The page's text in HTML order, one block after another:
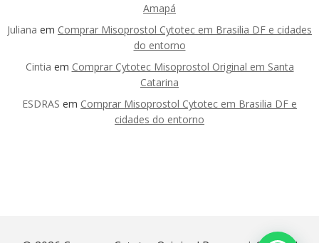
Amapá
Juliana em Comprar Misoprostol Cytotec em Brasilia DF e cidades
do entorno
Cintia em Comprar Cytotec Misoprostol Original em Santa
Catarina
ESDRAS em Comprar Misoprostol Cytotec em Brasilia DF e
cidades do entorno